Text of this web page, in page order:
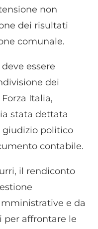
non
dei risultati
comunale.
essere
dei
Italia,
stata dettata
giudizio politico
contabile.
il rendiconto
e da
affrontare le